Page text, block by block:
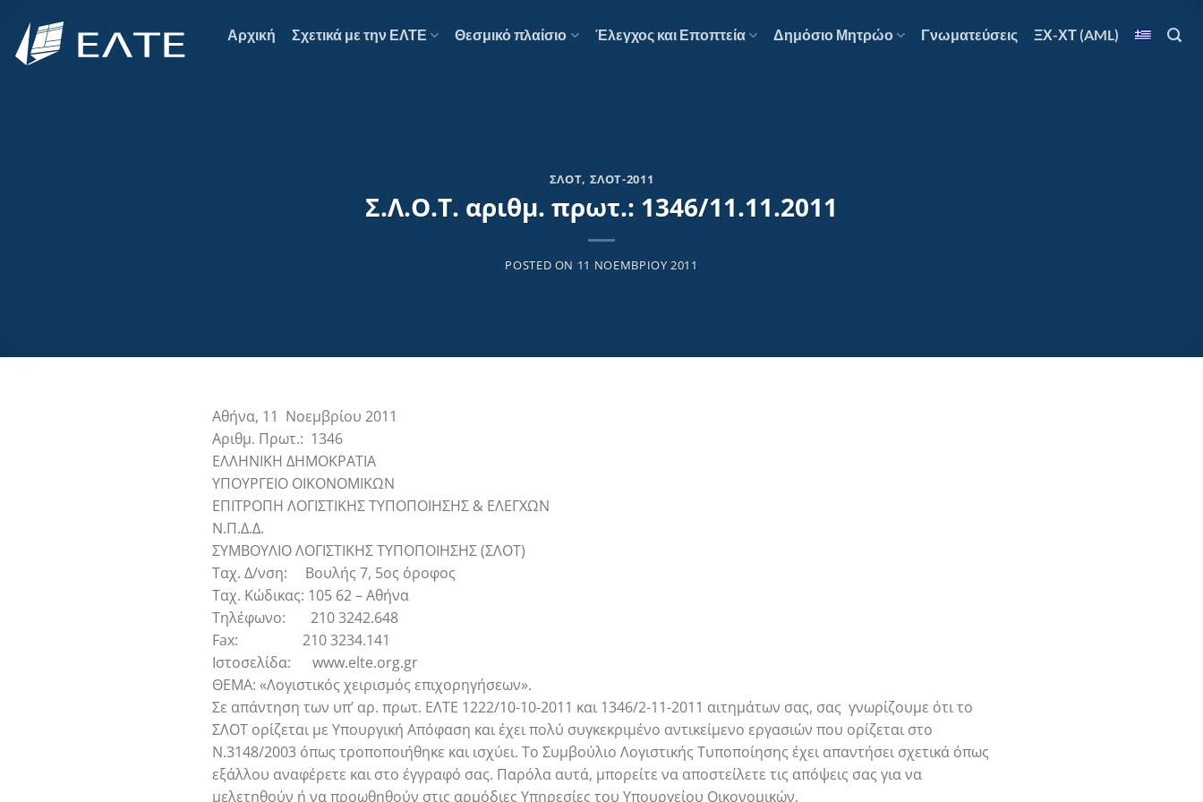
στο
περιεχόμενο
Αρχική Σχετικά με την ΕΛΤΕ Θεσμικό πλαίσιο Έλεγχος και Εποπτεία Δημόσιο Μητρώο Γνωματεύσεις ΞΧ-ΧΤ (AML)
ΣΛΟΤ, ΣΛΟΤ-2011
Σ.Λ.Ο.Τ. αριθμ. πρωτ.: 1346/11.11.2011
POSTED ON 11 ΝΟΕΜΒΡΊΟΥ 2011
Αθήνα, 11 Νοεμβρίου 2011
Αριθμ. Πρωτ.: 1346
ΕΛΛΗΝΙΚΗ ΔΗΜΟΚΡΑΤΙΑ
ΥΠΟΥΡΓΕΙΟ ΟΙΚΟΝΟΜΙΚΩΝ
ΕΠΙΤΡΟΠΗ ΛΟΓΙΣΤΙΚΗΣ ΤΥΠΟΠΟΙΗΣΗΣ & ΕΛΕΓΧΩΝ
Ν.Π.Δ.Δ.
ΣΥΜΒΟΥΛΙΟ ΛΟΓΙΣΤΙΚΗΣ ΤΥΠΟΠΟΙΗΣΗΣ (ΣΛΟΤ)
Ταχ. Δ/νση: Βουλής 7, 5ος όροφος
Ταχ. Κώδικας: 105 62 – Αθήνα
Τηλέφωνο: 210 3242.648
Fax: 210 3234.141
Ιστοσελίδα: www.elte.org.gr
ΘΕΜΑ: «Λογιστικός χειρισμός επιχορηγήσεων».
Σε απάντηση των υπ’ αρ. πρωτ. ΕΛΤΕ 1222/10-10-2011 και 1346/2-11-2011 αιτημάτων σας, σας γνωρίζουμε ότι το
ΣΛΟΤ ορίζεται με Υπουργική Απόφαση και έχει πολύ συγκεκριμένο αντικείμενο εργασιών που ορίζεται στο
Ν.3148/2003 όπως τροποποιήθηκε και ισχύει. Το Συμβούλιο Λογιστικής Τυποποίησης έχει απαντήσει σχετικά όπως
εξάλλου αναφέρετε και στο έγγραφό σας. Παρόλα αυτά, μπορείτε να αποστείλετε τις απόψεις σας για να
μελετηθούν ή να προωθηθούν στις αρμόδιες Υπηρεσίες του Υπουργείου Οικονομικών.